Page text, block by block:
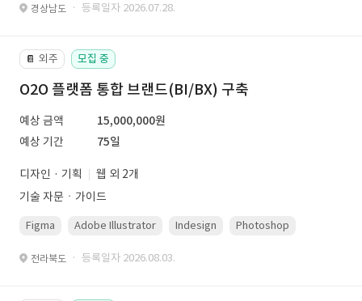
경상남도 · 등록일자 2026.07.28.
📔 외주 모집 중
O2O 플랫폼 통합 브랜드(BI/BX) 구축
예상 금액
15,000,000원
예상 기간
75일
디자인 · 기획
웹 외 2개
기술 자문ㆍ가이드
Figma Adobe Illustrator Indesign Photoshop
전라북도 · 등록일자 2026.08.03.